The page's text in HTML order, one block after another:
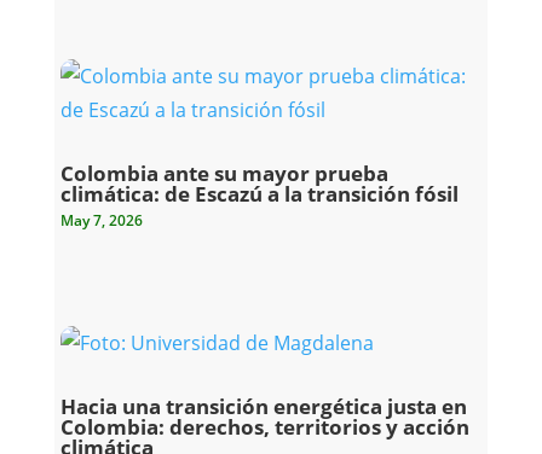
Colombia ante su mayor prueba
climática: de Escazú a la transición fósil
May 7, 2026
Hacia una transición energética justa en
Colombia: derechos, territorios y acción
climática